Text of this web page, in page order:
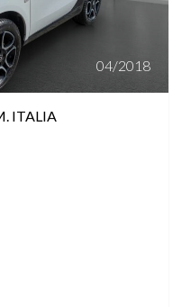
04/2018
ITALIA